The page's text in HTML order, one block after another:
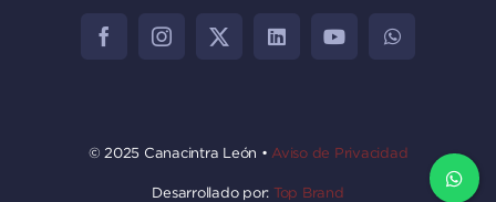
© 2025 Canacintra León • Aviso de Privacidad
Desarrollado por: Top Brand